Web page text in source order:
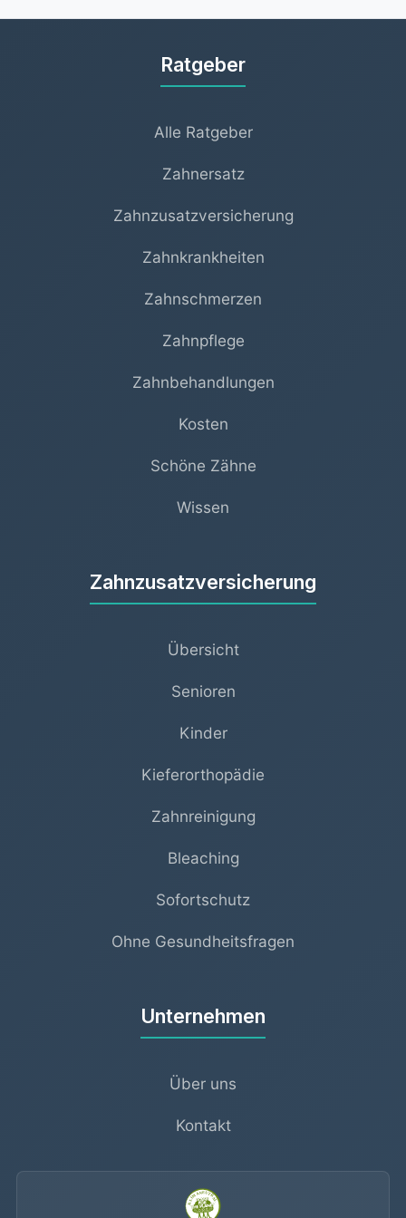
Außergewöhnliche Belastungen) sauber
Ratgeber
Alle Ratgeber
Zahnersatz
Zahnzusatzversicherung
Zahnkrankheiten
Zahnschmerzen
Zahnpflege
Zahnbehandlungen
Kosten
Schöne Zähne
Wissen
Zahnzusatzversicherung
Übersicht
Senioren
Kinder
Kieferorthopädie
Zahnreinigung
Bleaching
Sofortschutz
Ohne Gesundheitsfragen
Unternehmen
Über uns
Kontakt